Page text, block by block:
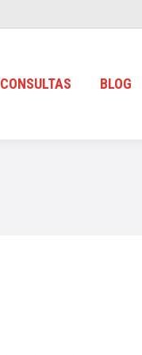
CONSULTAS BLOG